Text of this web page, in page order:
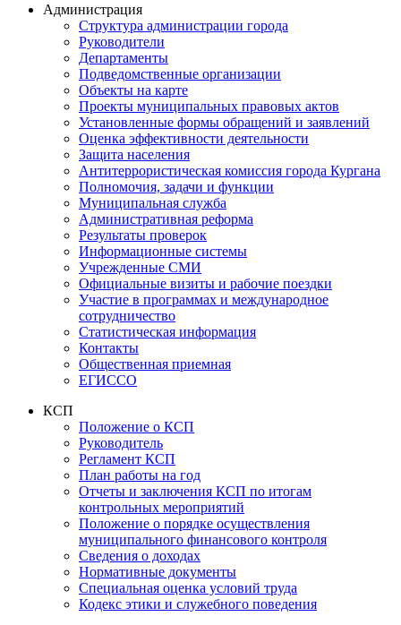
Администрация
Структура администрации города
Руководители
Департаменты
Подведомственные организации
Объекты на карте
Проекты муниципальных правовых актов
Установленные формы обращений и заявлений
Оценка эффективности деятельности
Защита населения
Антитеррористическая комиссия города Кургана
Полномочия, задачи и функции
Муниципальная служба
Административная реформа
Результаты проверок
Информационные системы
Учрежденные СМИ
Официальные визиты и рабочие поездки
Участие в программах и международное
сотрудничество
Статистическая информация
Контакты
Общественная приемная
ЕГИССО
КСП
Положение о КСП
Руководитель
Регламент КСП
План работы на год
Отчеты и заключения КСП по итогам
контрольных мероприятий
Положение о порядке осуществления
муниципального финансового контроля
Сведения о доходах
Нормативные документы
Специальная оценка условий труда
Кодекс этики и служебного поведения